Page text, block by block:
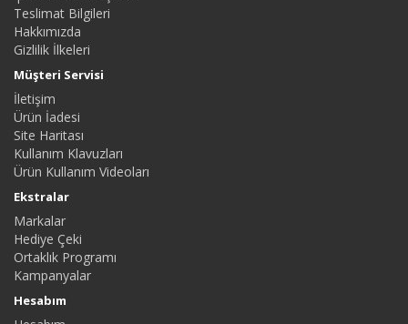
Teslimat Bilgileri
Hakkımızda
Gizlilik İlkeleri
Müşteri Servisi
İletişim
Ürün İadesi
Site Haritası
Kullanım Klavuzları
Ürün Kullanım Videoları
Ekstralar
Markalar
Hediye Çeki
Ortaklık Programı
Kampanyalar
Hesabım